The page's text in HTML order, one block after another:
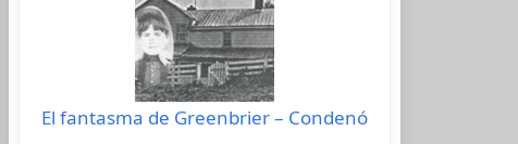
El fantasma de Greenbrier – Condenó